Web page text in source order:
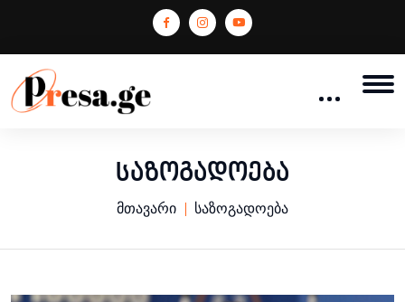
საზოგადოება
მთავარი საზოგადოება